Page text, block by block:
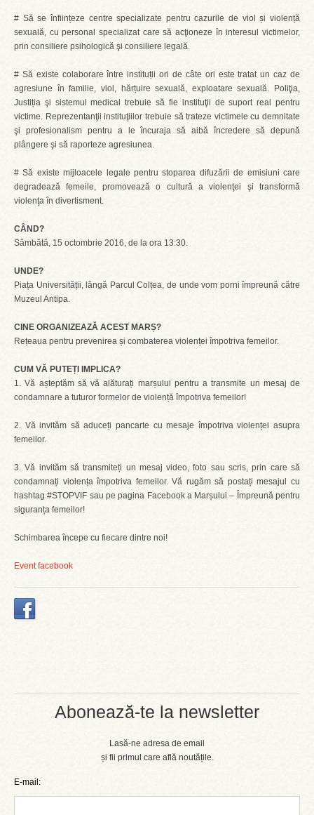
Abonează-te la newsletter
Lasă-ne adresa de email
și fii primul care află noutățile.
E-mail:
# Să se înființeze centre specializate pentru cazurile de viol și violență
sexuală, cu personal specializat care să acţioneze în interesul victimelor,
prin consiliere psihologică şi consiliere legală.
# Să existe colaborare între instituții ori de câte ori este tratat un caz de
agresiune în familie, viol, hărțuire sexuală, exploatare sexuală. Poliţia,
Justiția şi sistemul medical trebuie să fie instituţii de suport real pentru
victime. Reprezentanţii instituţiilor trebuie să trateze victimele cu demnitate
şi profesionalism pentru a le încuraja să aibă încredere să depună
plângere şi să raporteze agresiunea.
#Să existe mijloacele legale pentru stoparea difuzării de emisiuni care
degradează femeile, promovează o cultură a violenţei şi transformă
violenţa în divertisment.
CÂND?
Sâmbătă, 15 octombrie 2016, de la ora 13:30.
UNDE?
Piața Universității, lângă Parcul Colțea, de unde vom porni împreună către
Muzeul Antipa.
CINE ORGANIZEAZĂ ACEST MARȘ?
Rețeaua pentru prevenirea și combaterea violenței împotriva femeilor.
CUM VĂ PUTEȚI IMPLICA?
1. Vă așteptăm să vă alăturați marșului pentru a transmite un mesaj de
condamnare a tuturor formelor de violență împotriva femeilor!
2. Vă invităm să aduceți pancarte cu mesaje împotriva violenței asupra
femeilor.
3. Vă invităm să transmiteți un mesaj video, foto sau scris, prin care să
condamnați violența împotriva femeilor. Vă rugăm să postați mesajul cu
hashtag #STOPVIF sau pe pagina Facebook a Marșului – Împreună pentru
siguranța femeilor!
Schimbarea începe cu fiecare dintre noi!
Event facebook